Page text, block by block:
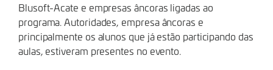
Blusoft-Acate e empresas âncoras ligadas ao
programa. Autoridades, empresa âncoras e
principalmente os alunos que já estão participando das
aulas, estiveram presentes no evento.